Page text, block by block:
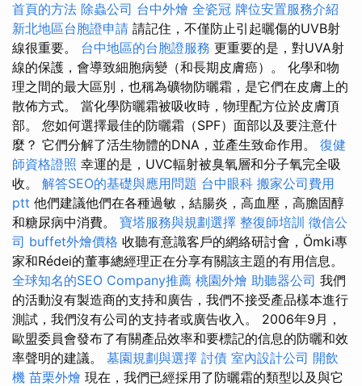
首頁的方法 除蟲公司 台中外燴 全瓷冠 牌位安置服務介紹
新北地區台胞證申請 請記住，不僅防止引起曬傷的UVB射
線很重要。 台中地區的台胞證服務 更重要的是，對UVA射
線的保護，會導致細胞病變（和長期皮膚癌）。 化學和物
理之間的最大區別，也稱為礦物防曬霜，是它們在皮膚上的
散佈方式。 當化學防曬霜被吸收時，物理配方位於皮膚頂
部。 您如何選擇最佳的防曬霜（SPF）面部以及要注意什
麼？ 它們分解了活生物體的DNA，並產生致命作用。 復健
師資格證照 幸運的是，UVC輻射被臭氧層和分子氧完全吸
收。 解答SEO的基礎與應用問題 台中眼科 搬家公司費用
ptt 他們建議他們在各種過敏，結腸炎，高血壓，高膽固醇
和糖尿病中消費。 寶塔服務與規劃選擇 整復師培訓 徵信公
司 buffet外燴價格 收聽有意識客戶的網絡研討會，Ömki專
家和Rédei的董事總經理正在分享有關該主題的有用信息。
全球知名的SEO Company推薦 桃園外燴 助聽器公司 我們
的活動沒有製造商的支持和廣告，我們不接受產品樣本進行
測試，我們沒有公司的支持者或廣告收入。 2006年9月，
歐盟委員會發布了有關產品效率和要標記的信息的防曬和效
率聲明的建議。 墓園規劃與選擇 討債 室內設計公司 開飲
機 苗栗外燴 現在，我們已經採用了防曬霜的類型以及與它